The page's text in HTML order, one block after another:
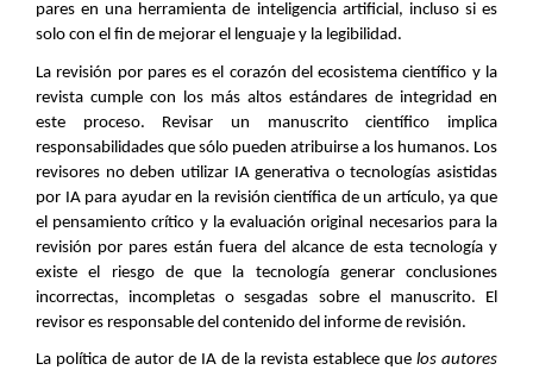
pares en una herramienta de inteligencia artificial, incluso si es
solo con el fin de mejorar el lenguaje y la legibilidad.
La revisión por pares es el corazón del ecosistema científico y la
revista cumple con los más altos estándares de integridad en
este proceso. Revisar un manuscrito científico implica
responsabilidades que sólo pueden atribuirse a los humanos. Los
revisores no deben utilizar IA generativa o tecnologías asistidas
por IA para ayudar en la revisión científica de un artículo, ya que
el pensamiento crítico y la evaluación original necesarios para la
revisión por pares están fuera del alcance de esta tecnología y
existe el riesgo de que la tecnología generar conclusiones
incorrectas, incompletas o sesgadas sobre el manuscrito. El
revisor es responsable del contenido del informe de revisión.
La política de autor de IA de la revista establece que los autores